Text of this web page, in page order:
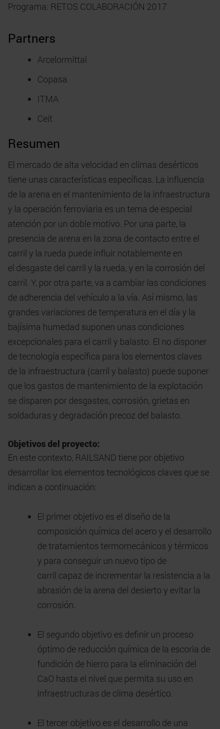
Programa: RETOS COLABORACIÓN 2017
Partners
Arcelormittal
Copasa
ITMA
Ceit
Resumen
El mercado de alta velocidad en climas desérticos
tiene unas características específicas. La influencia
de la arena en el mantenimiento de la infraestructura
y la operación ferroviaria es un tema de especial
atención por un doble motivo. Por una parte, la
presencia de arena en la zona de contacto entre el
carril y la rueda puede influir notablemente en
el desgaste del carril y la rueda, y en la corrosión del
carril. Y, por otra parte, va a cambiar las condiciones
de adherencia del vehículo a la vía. Así mismo, las
grandes variaciones de temperatura en el día y la
bajísima humedad suponen unas condiciones
excepcionales para el carril y balasto. El no disponer
de tecnología específica para los elementos claves
de la infraestructura (carril y balasto) puede suponer
que los gastos de mantenimiento de la explotación
se disparen por desgastes, corrosión, grietas en
soldaduras y degradación precoz del balasto.
Objetivos del proyecto:
En este contexto, RAILSAND tiene por objetivo
desarrollar los elementos tecnológicos claves que se
indican a continuación:
El primer objetivo es el diseño de la
composición química del acero y el desarrollo
de tratamientos termomecánicos y térmicos
y para conseguir un nuevo tipo de
carril capaz de incrementar la resistencia a la
abrasión de la arena del desierto y evitar la
corrosión.
El segundo objetivo es definir un proceso
óptimo de reducción química de la escoria de
fundición de hierro para la eliminación del
CaO hasta el nivel que permita su uso en
infraestructuras de clima desértico.
El tercer objetivo es el desarrollo de una